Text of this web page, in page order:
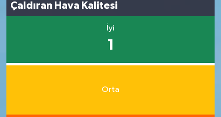
Çaldıran Hava Kalitesi
İyi
1
Orta